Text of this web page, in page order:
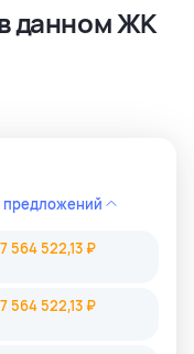
районов
Бангкока, так и
данном ЖК
предложений
564 522,13 ₽
564 522,13 ₽